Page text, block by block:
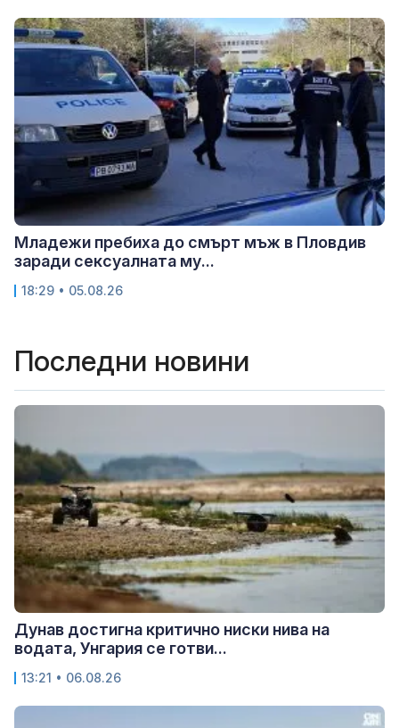
Младежи пребиха до смърт мъж в Пловдив
заради сексуалната му...
18:29 • 05.08.26
Последни новини
Дунав достигна критично ниски нива на
водата, Унгария се готви...
13:21 • 06.08.26